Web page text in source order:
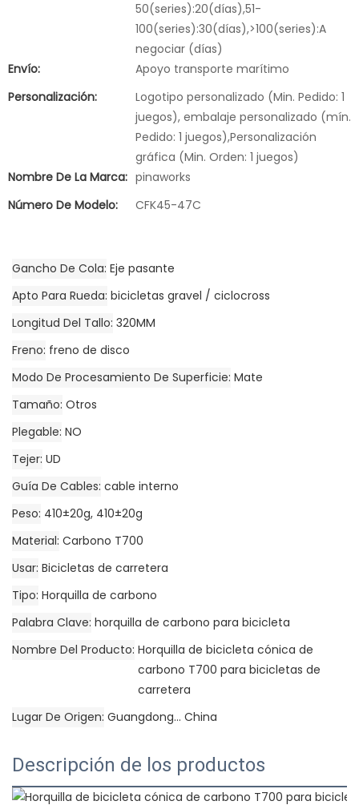
50(series):20(días),51-
100(series):30(días),>100(series):A
negociar (días)
Envío:
Apoyo transporte marítimo
Personalización:
Logotipo personalizado (Min. Pedido: 1
juegos), embalaje personalizado (mín.
Pedido: 1 juegos),Personalización
gráfica (Min. Orden: 1 juegos)
Nombre De La Marca: pinaworks
Número De Modelo:
CFK45-47C
Gancho De Cola Eje pasante
Apto Para Rueda bicicletas gravel / ciclocross
Longitud Del Tallo 320MM
Freno freno de disco
Modo De Procesamiento De Superficie Mate
Tamaño Otros
Plegable NO
Tejer UD
Guía De Cables cable interno
Peso 410±20g, 410±20g
Material Carbono T700
Usar Bicicletas de carretera
Tipo Horquilla de carbono
Palabra Clave horquilla de carbono para bicicleta
Nombre Del Producto Horquilla de bicicleta cónica de
carbono T700 para bicicletas de
carretera
Lugar De Origen Guangdong... China
Descripción de los productos